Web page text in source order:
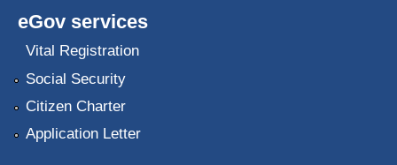
eGov services
Vital Registration
Social Security
Citizen Charter
Application Letter